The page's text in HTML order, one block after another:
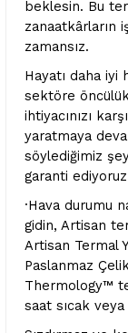
beklesin. Bu
zanaatkârların
zamansız.
Hayatı daha
sektöre
ihtiyacınızı
yaratmaya
söylediğimiz
garanti
·Hava durumu
gidin, Artisan
Artisan Termal
Paslanmaz
Thermology™
saat sıcak